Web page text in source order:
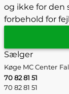
og ikke for den
forbehold for
Sælger
Køge MC Center
70 82 81 51
70 82 81 51